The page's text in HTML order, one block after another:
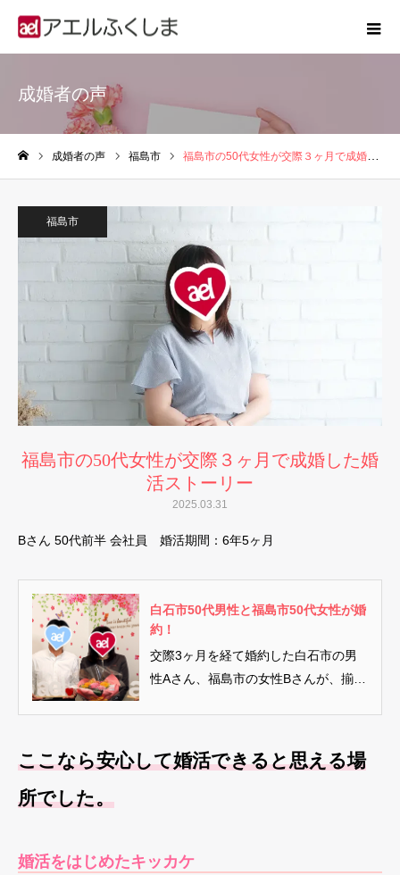
成婚者の声
成婚者の声 福島市 福島市の50代女性が交際３ヶ月で成婚した婚活ストーリー
福島市
福島市の50代女性が交際３ヶ月で成婚した婚
活ストーリー
2025.03.31
Bさん 50代前半 会社員 婚活期間：6年5ヶ月
白石市50代男性と福島市50代女性が婚
約！
交際3ヶ月を経て婚約した白石市の男
性Aさん、福島市の女性Bさんが、揃っ
ここなら安心して婚活できると思える場
所でした。
婚活をはじめたキッカケ